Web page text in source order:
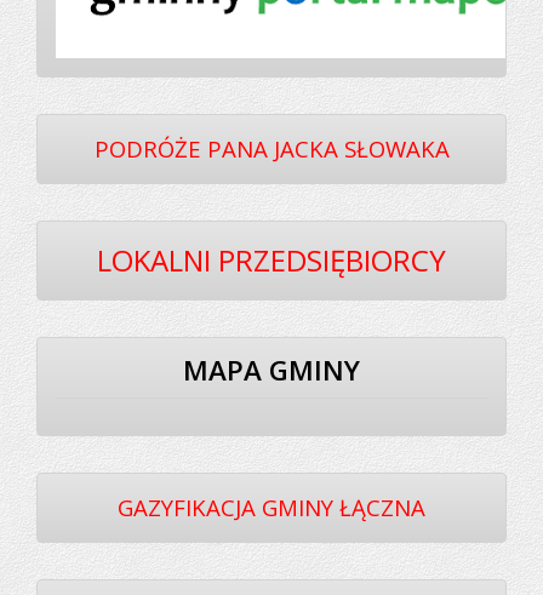
PODRÓŻE PANA JACKA SŁOWAKA
LOKALNI PRZEDSIĘBIORCY
MAPA GMINY
GAZYFIKACJA GMINY ŁĄCZNA